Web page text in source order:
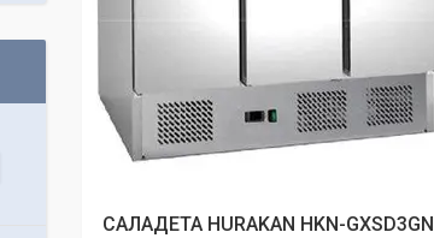
САЛАДЕТА HURAKAN HKN-GXSD3GN